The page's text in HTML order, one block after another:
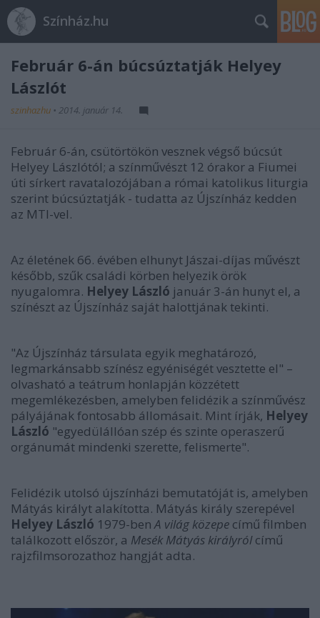
Színház.hu
Február 6-án búcsúztatják Helyey
Lászlót
szinhazhu • 2014. január 14.
Február 6-án, csütörtökön vesznek végső búcsút
Helyey Lászlótól; a színművészt 12 órakor a Fiumei
úti sírkert ravatalozójában a római katolikus liturgia
szerint búcsúztatják - tudatta az Újszínház kedden
az MTI-vel.
Az életének 66. évében elhunyt Jászai-díjas művészt
később, szűk családi körben helyezik örök
nyugalomra. Helyey László január 3-án hunyt el, a
színészt az Újszínház saját halottjának tekinti.
"Az Újszínház társulata egyik meghatározó,
legmarkánsabb színész egyéniségét vesztette el" –
olvasható a teátrum honlapján közzétett
megemlékezésben, amelyben felidézik a színművész
pályájának fontosabb állomásait. Mint írják, Helyey
László "egyedülállóan szép és szinte operaszerű
orgánumát mindenki szerette, felismerte".
Felidézik utolsó újszínházi bemutatóját is, amelyben
Mátyás királyt alakította. Mátyás király szerepével
Helyey László 1979-benA világ közepe című filmben
találkozott először, a Mesék Mátyás királyrólcímű
rajzfilmsorozathoz hangját adta.